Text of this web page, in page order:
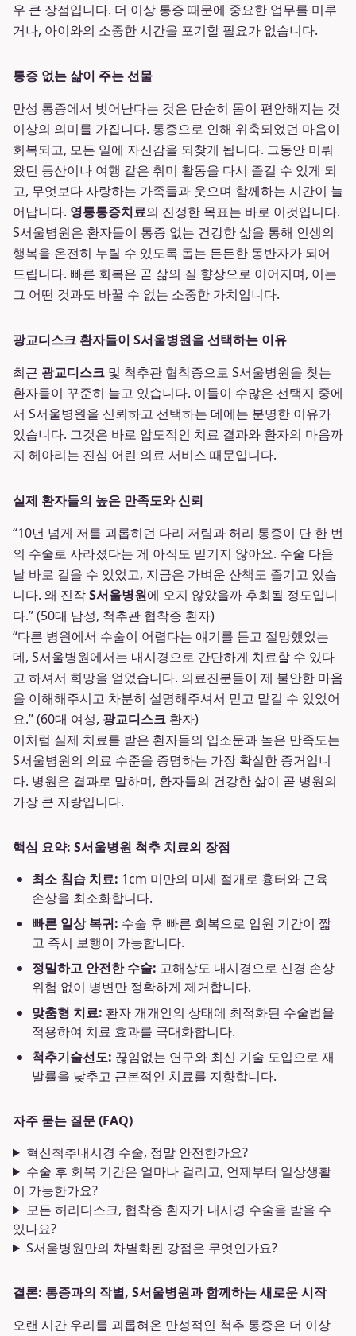
우 큰 장점입니다. 더 이상 통증 때문에 중요한 업무를 미루
거나, 아이와의 소중한 시간을 포기할 필요가 없습니다.
통증 없는 삶이 주는 선물
만성 통증에서 벗어난다는 것은 단순히 몸이 편안해지는 것
이상의 의미를 가집니다. 통증으로 인해 위축되었던 마음이
회복되고, 모든 일에 자신감을 되찾게 됩니다. 그동안 미뤄
왔던 등산이나 여행 같은 취미 활동을 다시 즐길 수 있게 되
고, 무엇보다 사랑하는 가족들과 웃으며 함께하는 시간이 늘
어납니다. 영통통증치료의 진정한 목표는 바로 이것입니다.
S서울병원은 환자들이 통증 없는 건강한 삶을 통해 인생의
행복을 온전히 누릴 수 있도록 돕는 든든한 동반자가 되어
드립니다. 빠른 회복은 곧 삶의 질 향상으로 이어지며, 이는
그 어떤 것과도 바꿀 수 없는 소중한 가치입니다.
광교디스크 환자들이 S서울병원을 선택하는 이유
최근 광교디스크 및 척추관 협착증으로 S서울병원을 찾는
환자들이 꾸준히 늘고 있습니다. 이들이 수많은 선택지 중에
서 S서울병원을 신뢰하고 선택하는 데에는 분명한 이유가
있습니다. 그것은 바로 압도적인 치료 결과와 환자의 마음까
지 헤아리는 진심 어린 의료 서비스 때문입니다.
실제 환자들의 높은 만족도와 신뢰
“10년 넘게 저를 괴롭히던 다리 저림과 허리 통증이 단 한 번
의 수술로 사라졌다는 게 아직도 믿기지 않아요. 수술 다음
날 바로 걸을 수 있었고, 지금은 가벼운 산책도 즐기고 있습
니다. 왜 진작S서울병원에 오지 않았을까 후회될 정도입니
다.” (50대 남성, 척추관 협착증 환자)
“다른 병원에서 수술이 어렵다는 얘기를 듣고 절망했었는
데, S서울병원에서는 내시경으로 간단하게 치료할 수 있다
고 하셔서 희망을 얻었습니다. 의료진분들이 제 불안한 마음
을 이해해주시고 차분히 설명해주셔서 믿고 맡길 수 있었어
요.” (60대 여성, 광교디스크 환자)
이처럼 실제 치료를 받은 환자들의 입소문과 높은 만족도는
S서울병원의 의료 수준을 증명하는 가장 확실한 증거입니
다. 병원은 결과로 말하며, 환자들의 건강한 삶이 곧 병원의
가장 큰 자랑입니다.
핵심 요약: S서울병원 척추 치료의 장점
최소 침습 치료: 1cm 미만의 미세 절개로 흉터와 근육
손상을 최소화합니다.
빠른 일상 복귀: 수술 후 빠른 회복으로 입원 기간이 짧
고 즉시 보행이 가능합니다.
정밀하고 안전한 수술: 고해상도 내시경으로 신경 손상
위험 없이 병변만 정확하게 제거합니다.
맞춤형 치료: 환자 개개인의 상태에 최적화된 수술법을
적용하여 치료 효과를 극대화합니다.
척추기술선도: 끊임없는 연구와 최신 기술 도입으로 재
발률을 낮추고 근본적인 치료를 지향합니다.
자주 묻는 질문 (FAQ)
혁신척추내시경 수술, 정말 안전한가요?
수술 후 회복 기간은 얼마나 걸리고, 언제부터 일상생활
이 가능한가요?
모든 허리디스크, 협착증 환자가 내시경 수술을 받을 수
있나요?
S서울병원만의 차별화된 강점은 무엇인가요?
결론: 통증과의 작별, S서울병원과 함께하는 새로운 시작
오랜 시간 우리를 괴롭혀온 만성적인 척추 통증은 더 이상